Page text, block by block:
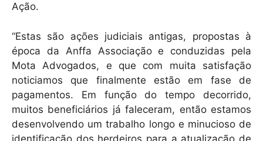
Ação.
“Estas são ações judiciais antigas, propostas à
época da Anffa Associação e conduzidas pela
Mota Advogados, e que com muita satisfação
noticiamos que finalmente estão em fase de
pagamentos. Em função do tempo decorrido,
muitos beneficiários já faleceram, então estamos
desenvolvendo um trabalho longo e minucioso de
identificação dos herdeiros para a atualização de